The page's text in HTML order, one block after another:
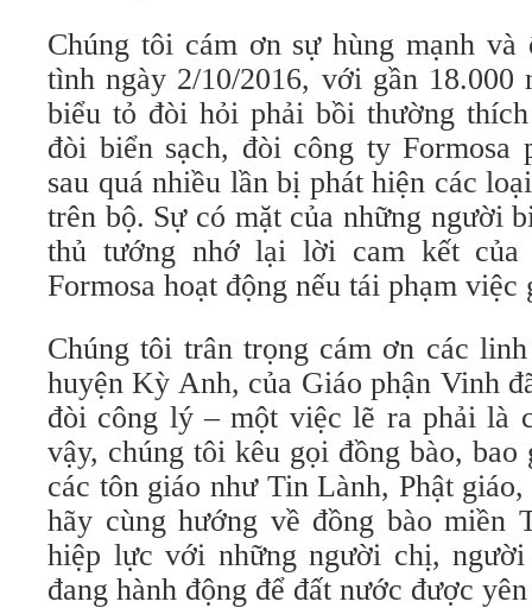
Chúng tôi cám ơn sự hùng mạnh và
tình ngày 2/10/2016, với gần 18.000
biểu tỏ đòi hỏi phải bồi thường
đòi biển sạch, đòi công ty Formosa
sau quá nhiều lần bị phát hiện các
trên bộ. Sự có mặt của những người
thủ tướng nhớ lại lời cam kết của
Formosa hoạt động nếu tái phạm việc
Chúng tôi trân trọng cám ơn các
huyện Kỳ Anh, của Giáo phận Vinh
đòi công lý – một việc lẽ ra phải là
vậy, chúng tôi kêu gọi đồng bào, bao
các tôn giáo như Tin Lành, Phật
hãy cùng hướng về đồng bào miền
hiệp lực với những người chị,
đang hành động để đất nước được